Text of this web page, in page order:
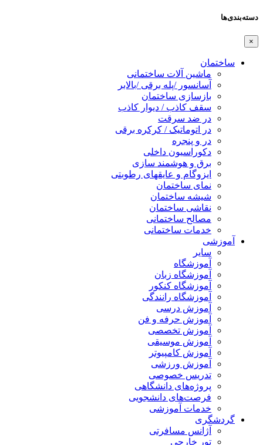
دسته‌بندی‌ها
×
ساختمان
ماشین آلات ساختمانی
آسانسور /پله برقی /بالابر
بازسازی ساختمان
سقف کاذب / دیوار کاذب
در ضد سرقت
در اتوماتیک / کرکره برقی
در و پنجره
دکوراسیون داخلی
برق و هوشمند سازی
ایزوگام و عایقهای رطوبتی
نمای ساختمان
شیشه ساختمان
نقاشی ساختمان
مصالح ساختمانی
خدمات ساختمانی
آموزشی
سایر
آموزشگاه
آموزشگاه زبان
آموزشگاه کنکور
آموزشگاه رانندگی
آموزش درسی
آموزش حرفه و فن
آموزش تخصصی
آموزش موسیقی
آموزش کامپیوتر
آموزش ورزشی
تدریس خصوصی
پروژه‌های دانشگاهی
فرصت‌های دانشجویی
خدمات آموزشی
گردشگری
آژانس مسافرتی
تور خارجی